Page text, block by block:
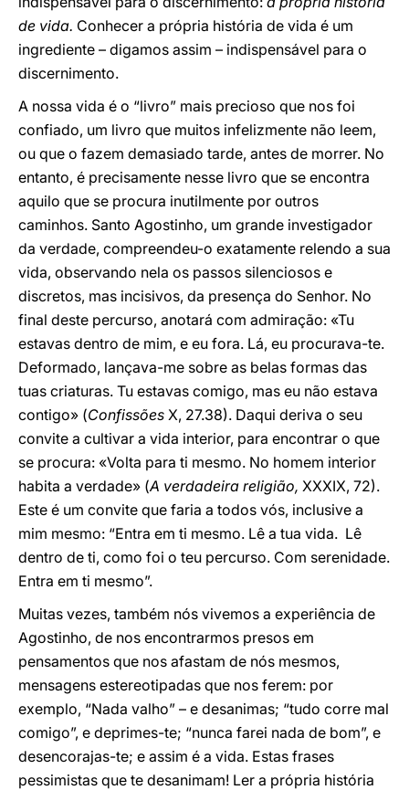
de vida. Conhecer a própria história de vida é um
ingrediente – digamos assim – indispensável para o
discernimento.
A nossa vida é o “livro” mais precioso que nos foi
confiado, um livro que muitos infelizmente não leem,
ou que o fazem demasiado tarde, antes de morrer. No
entanto, é precisamente nesse livro que se encontra
aquilo que se procura inutilmente por outros
caminhos. Santo Agostinho, um grande investigador
da verdade, compreendeu-o exatamente relendo a sua
vida, observando nela os passos silenciosos e
discretos, mas incisivos, da presença do Senhor. No
final deste percurso, anotará com admiração: «Tu
estavas dentro de mim, e eu fora. Lá, eu procurava-te.
Deformado, lançava-me sobre as belas formas das
tuas criaturas. Tu estavas comigo, mas eu não estava
contigo» (Confissões X, 27.38). Daqui deriva o seu
convite a cultivar a vida interior, para encontrar o que
se procura: «Volta para ti mesmo. No homem interior
habita a verdade» (A verdadeira religião, XXXIX, 72).
Este é um convite que faria a todos vós, inclusive a
mim mesmo: “Entra em ti mesmo. Lê a tua vida. Lê
dentro de ti, como foi o teu percurso. Com serenidade.
Entra em ti mesmo”.
Muitas vezes, também nós vivemos a experiência de
Agostinho, de nos encontrarmos presos em
pensamentos que nos afastam de nós mesmos,
mensagens estereotipadas que nos ferem: por
exemplo, “Nada valho” – e desanimas; “tudo corre mal
comigo”, e deprimes-te; “nunca farei nada de bom”, e
desencorajas-te; e assim é a vida. Estas frases
pessimistas que te desanimam! Ler a própria história